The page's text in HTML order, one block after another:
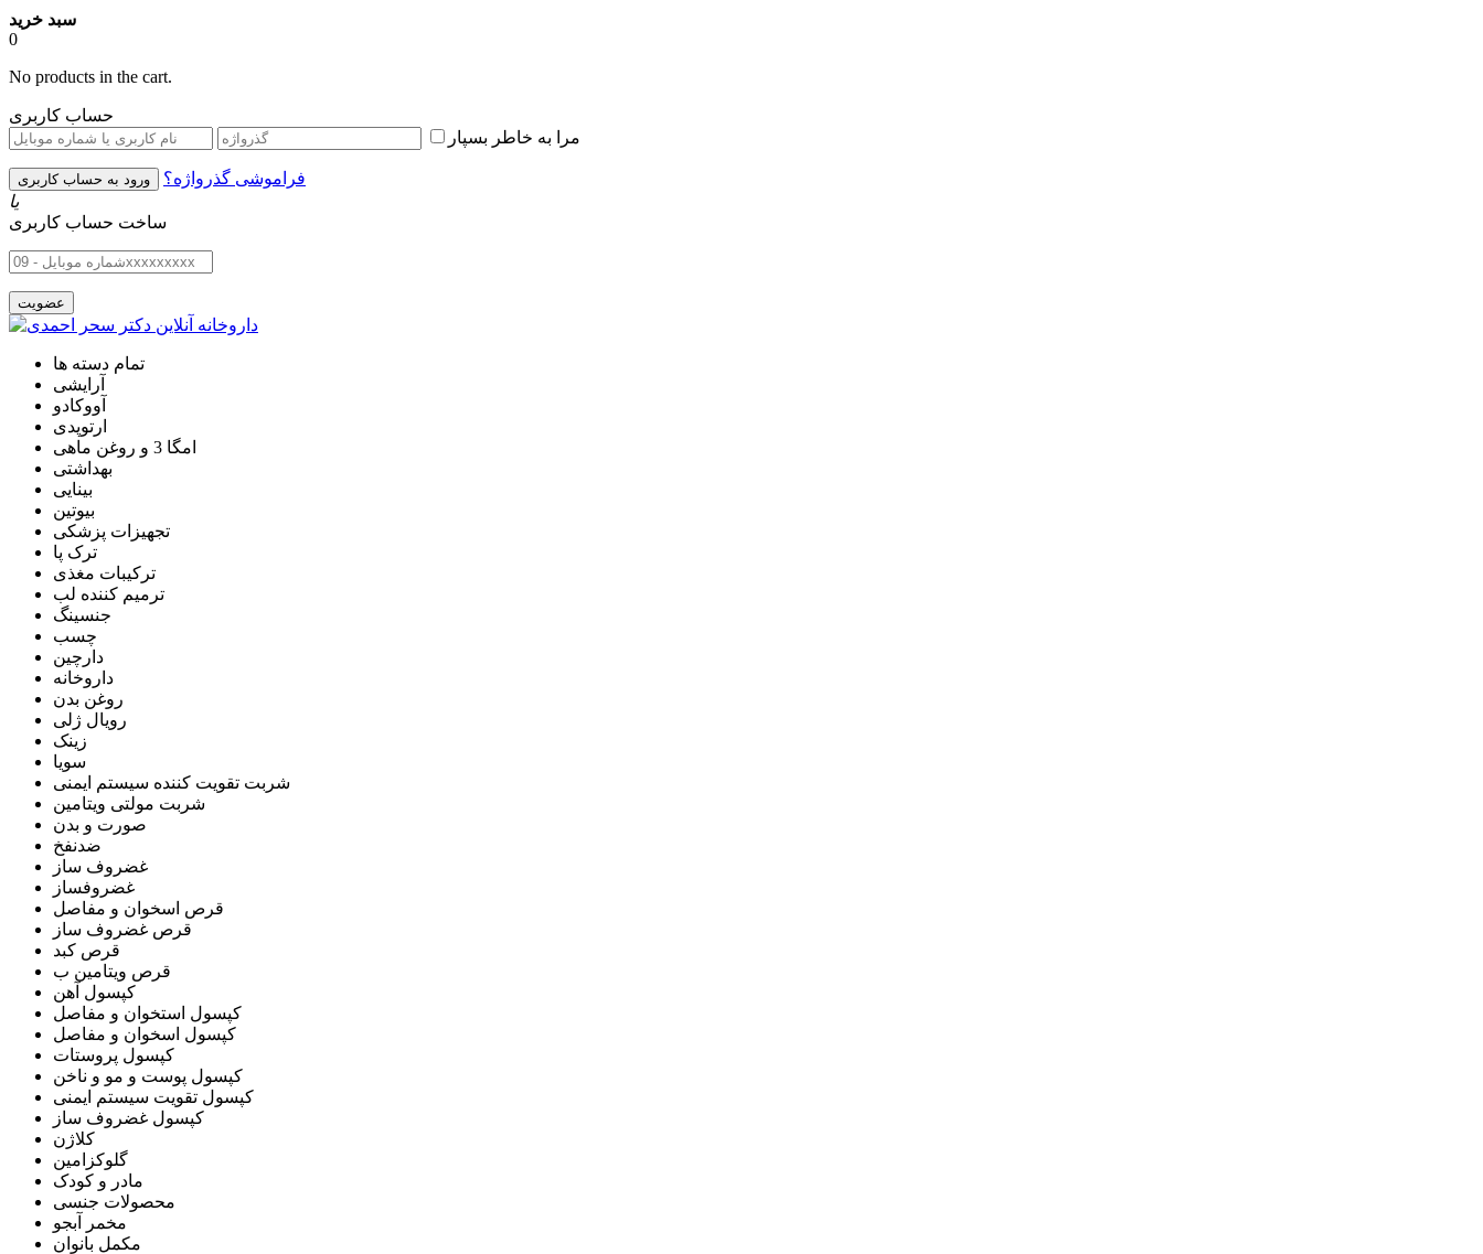
سبد خرید
0
No products in the cart.
حساب کاربری
مرا به خاطر بسپار
فراموشی گذرواژه؟
یا
ساخت حساب کاربری
تمام دسته ها
آرایشی
آووکادو
ارتوپدی
امگا 3 و روغن ماهی
بهداشتی
بینایی
بیوتین
تجهیزات پزشکی
ترک پا
ترکیبات مغذی
ترمیم کننده لب
جنسینگ
چسب
دارچین
داروخانه
روغن بدن
رویال ژلی
زینک
سویا
شربت تقویت کننده سیستم ایمنی
شربت مولتی ویتامین
صورت و بدن
ضدنفخ
غضروف ساز
غضروفساز
قرص اسخوان و مفاصل
قرص غضروف ساز
قرص کبد
قرص ویتامین ب
کپسول آهن
کپسول استخوان و مفاصل
کپسول اسخوان و مفاصل
کپسول پروستات
کپسول پوست و مو و ناخن
کپسول تقویت سیستم ایمنی
کپسول غضروف ساز
کلاژن
گلوکزامین
مادر و کودک
محصولات جنسی
مخمر آبجو
مکمل بانوان